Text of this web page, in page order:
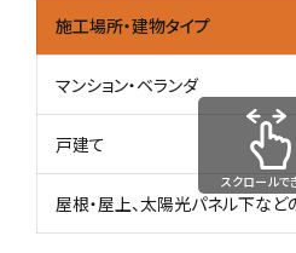
施工場所・建物タイプ
マンション・ベランダ
戸建て
屋根・屋上、太陽光パネル下など
スクロールで